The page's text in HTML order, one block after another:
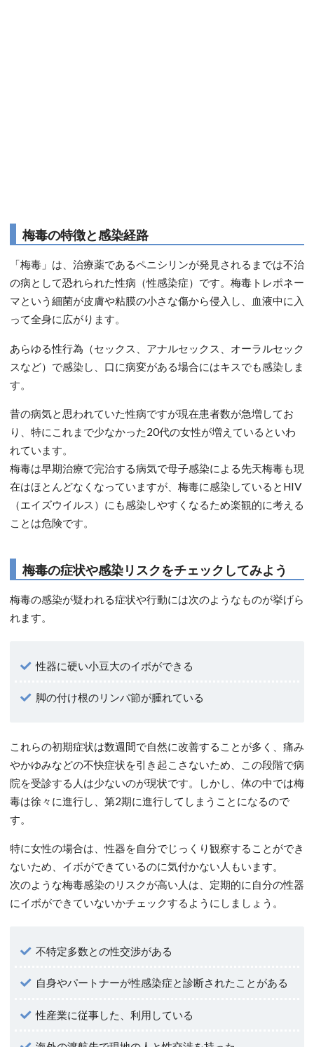
梅毒の特徴と感染経路
「梅毒」は、治療薬であるペニシリンが発見されるまでは不治
の病として恐れられた性病（性感染症）です。梅毒トレポネー
マという細菌が皮膚や粘膜の小さな傷から侵入し、血液中に入
って全身に広がります。
あらゆる性行為（セックス、アナルセックス、オーラルセック
スなど）で感染し、口に病変がある場合にはキスでも感染しま
す。
昔の病気と思われていた性病ですが現在患者数が急増してお
り、特にこれまで少なかった20代の女性が増えているといわ
れています。
梅毒は早期治療で完治する病気で母子感染による先天梅毒も現
在はほとんどなくなっていますが、梅毒に感染しているとHIV
（エイズウイルス）にも感染しやすくなるため楽観的に考える
ことは危険です。
梅毒の症状や感染リスクをチェックしてみよう
梅毒の感染が疑われる症状や行動には次のようなものが挙げら
れます。
性器に硬い小豆大のイボができる
脚の付け根のリンパ節が腫れている
これらの初期症状は数週間で自然に改善することが多く、痛み
やかゆみなどの不快症状を引き起こさないため、この段階で病
院を受診する人は少ないのが現状です。しかし、体の中では梅
毒は徐々に進行し、第2期に進行してしまうことになるので
す。
特に女性の場合は、性器を自分でじっくり観察することができ
ないため、イボができているのに気付かない人もいます。
次のような梅毒感染のリスクが高い人は、定期的に自分の性器
にイボができていないかチェックするようにしましょう。
不特定多数との性交渉がある
自身やパートナーが性感染症と診断されたことがある
性産業に従事した、利用している